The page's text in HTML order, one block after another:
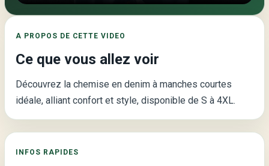
à
Courtes
en
Denim
A PROPOS DE CETTE VIDEO
Ce que vous allez voir
Découvrez la chemise en denim à manches courtes
idéale, alliant confort et style, disponible de S à 4XL.
INFOS RAPIDES